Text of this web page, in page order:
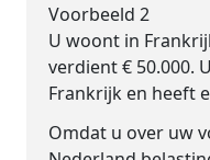
Voorbeeld 2
U woont in
verdient € 50.000.
Frankrijk en heeft
Omdat u over uw